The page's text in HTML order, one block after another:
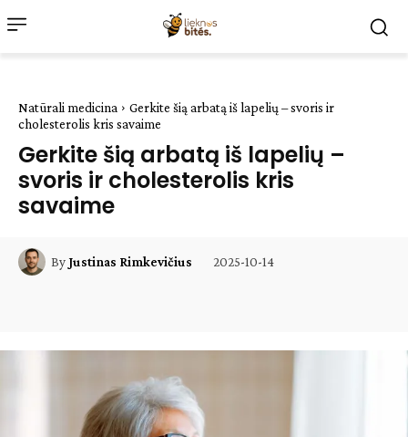
Natūrali medicina
Gerkite šią arbatą iš lapelių – svoris ir
cholesterolis kris savaime
Gerkite šią arbatą iš lapelių –
svoris ir cholesterolis kris
savaime
ByJustinas Rimkevičius 2025-10-14